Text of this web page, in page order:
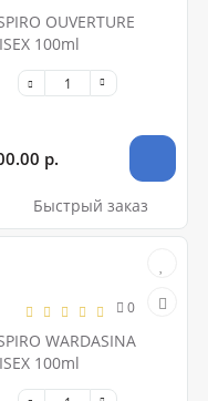
OUVERTURE
100ml
р.
Быстрый заказ
0
WARDASINA
100ml